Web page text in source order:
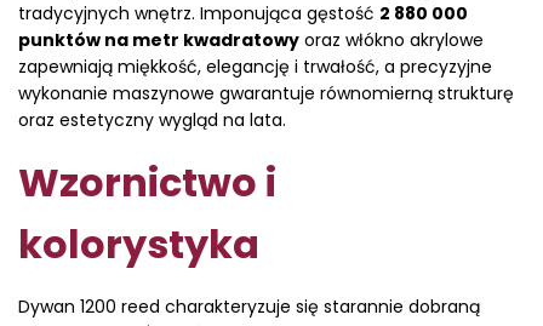
tradycyjnych wnętrz. Imponująca gęstość 2 880 000
punktów na metr kwadratowy oraz włókno akrylowe
zapewniają miękkość, elegancję i trwałość, a precyzyjne
wykonanie maszynowe gwarantuje równomierną strukturę
oraz estetyczny wygląd na lata.
Wzornictwo i
kolorystyka
Dywan 1200 reed charakteryzuje się starannie dobraną